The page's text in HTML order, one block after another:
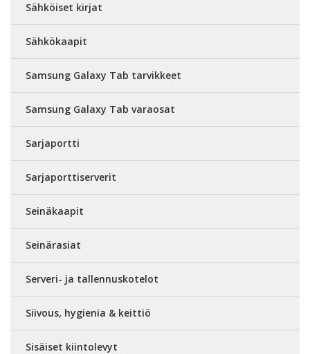
Sähköiset kirjat
Sähkökaapit
Samsung Galaxy Tab tarvikkeet
Samsung Galaxy Tab varaosat
Sarjaportti
Sarjaporttiserverit
Seinäkaapit
Seinärasiat
Serveri- ja tallennuskotelot
Siivous, hygienia & keittiö
Sisäiset kiintolevyt